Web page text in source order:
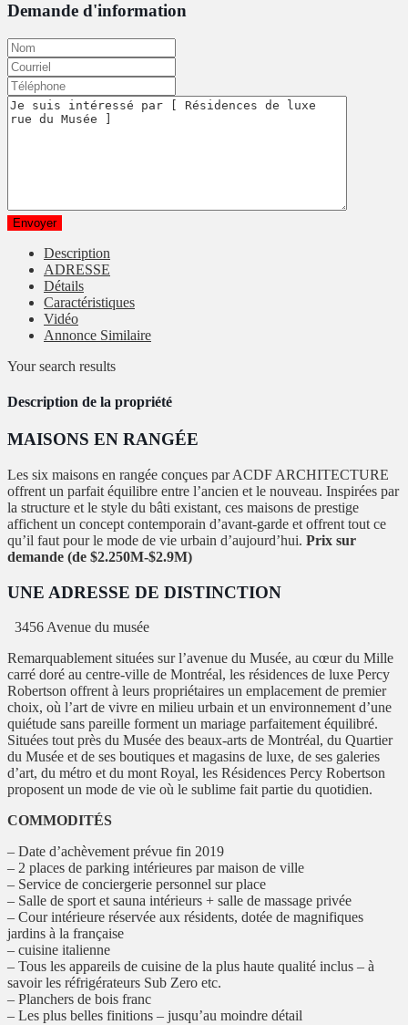
Demande d'information
Description
ADRESSE
Détails
Caractéristiques
Vidéo
Annonce Similaire
Your search results
Description de la propriété
MAISONS EN RANGÉE
Les six maisons en rangée conçues par ACDF ARCHITECTURE
offrent un parfait équilibre entre l’ancien et le nouveau. Inspirées par
la structure et le style du bâti existant, ces maisons de prestige
affichent un concept contemporain d’avant-garde et offrent tout ce
qu’il faut pour le mode de vie urbain d’aujourd’hui. Prix sur
demande (de $2.250M-$2.9M)
UNE ADRESSE DE DISTINCTION
3456 Avenue du musée
Remarquablement situées sur l’avenue du Musée, au cœur du Mille
carré doré au centre-ville de Montréal, les résidences de luxe Percy
Robertson offrent à leurs propriétaires un emplacement de premier
choix, où l’art de vivre en milieu urbain et un environnement d’une
quiétude sans pareille forment un mariage parfaitement équilibré.
Situées tout près du Musée des beaux-arts de Montréal, du Quartier
du Musée et de ses boutiques et magasins de luxe, de ses galeries
d’art, du métro et du mont Royal, les Résidences Percy Robertson
proposent un mode de vie où le sublime fait partie du quotidien.
COMMODITÉS
– Date d’achèvement prévue fin 2019
– 2 places de parking intérieures par maison de ville
– Service de conciergerie personnel sur place
– Salle de sport et sauna intérieurs + salle de massage privée
– Cour intérieure réservée aux résidents, dotée de magnifiques
jardins à la française
– cuisine italienne
– Tous les appareils de cuisine de la plus haute qualité inclus – à
savoir les réfrigérateurs Sub Zero etc.
– Planchers de bois franc
– Les plus belles finitions – jusqu’au moindre détail